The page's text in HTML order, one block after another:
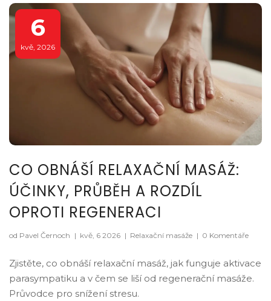
6
kvě, 2026
CO OBNÁŠÍ RELAXAČNÍ MASÁŽ:
ÚČINKY, PRŮBĚH A ROZDÍL
OPROTI REGENERACI
od Pavel Černoch | kvě, 6 2026 | Relaxační masáže | 0 Komentáře
Zjistěte, co obnáší relaxační masáž, jak funguje aktivace
parasympatiku a v čem se liší od regenerační masáže.
Průvodce pro snížení stresu.